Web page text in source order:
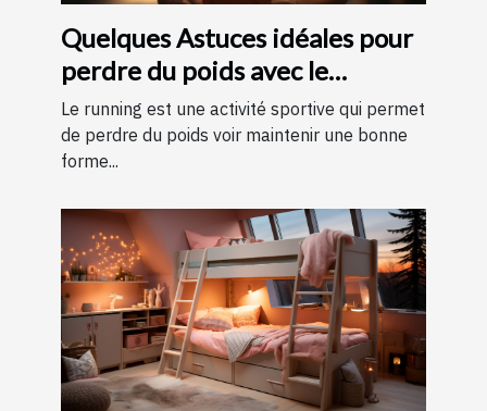
Quelques Astuces idéales pour
perdre du poids avec le
running ?
Le running est une activité sportive qui permet
de perdre du poids voir maintenir une bonne
forme...